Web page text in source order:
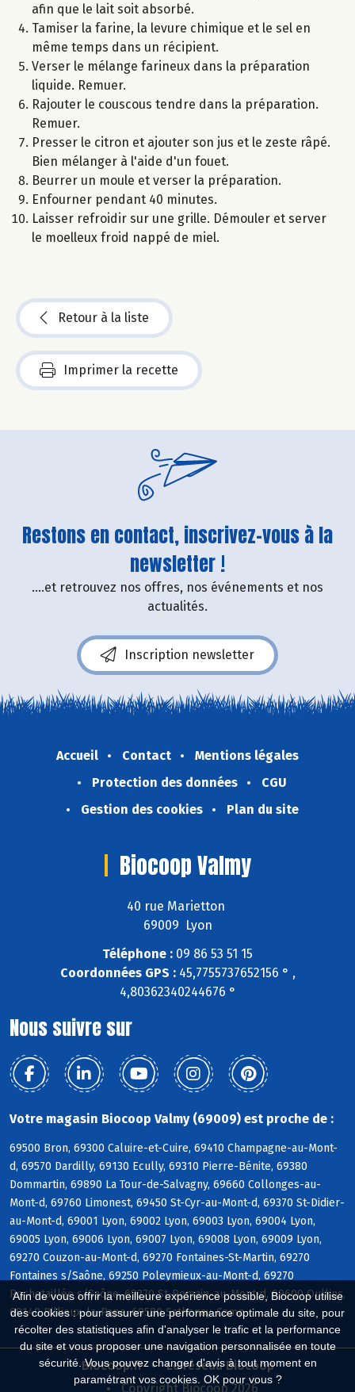
Afin de vous offrir la meilleure expérience possible, Biocoop utilise
des cookies : pour assurer une performance optimale du site, pour
récolter des statistiques afin d'analyser le trafic et la performance
du site et vous proposer une navigation personnalisée en toute
sécurité. Vous pouvez changer d'avis à tout moment en
paramétrant vos cookies. OK pour vous ?
afin que le lait soit absorbé.
Tamiser la farine, la levure chimique et le sel en
même temps dans un récipient.
Verser le mélange farineux dans la préparation
liquide. Remuer.
Rajouter le couscous tendre dans la préparation.
Remuer.
Presser le citron et ajouter son jus et le zeste râpé.
Bien mélanger à l'aide d'un fouet.
Beurrer un moule et verser la préparation.
Enfourner pendant 40 minutes.
Laisser refroidir sur une grille. Démouler et server
le moelleux froid nappé de miel.
Retour à la liste
Imprimer la recette
Restons en contact, inscrivez-vous à la
newsletter !
....et retrouvez nos offres, nos événements et nos
actualités.
Inscription newsletter
Accueil Contact
Mentions légales
Protection des données
CGU
Gestion des cookies
Plan du site
Biocoop Valmy
40 rue Marietton
69009 Lyon
Téléphone : 09 86 53 51 15
Coordonnées GPS :45,7755737652156 ° ,
4,80362340244676 °
Nous suivre sur
Votre magasin Biocoop Valmy (69009) est proche de :
69500 Bron, 69300 Caluire-et-Cuire, 69410 Champagne-au-Mont-
d, 69570 Dardilly, 69130 Ecully, 69310 Pierre-Bénite, 69380
Dommartin, 69890 La Tour-de-Salvagny, 69660 Collonges-au-
Mont-d, 69760 Limonest, 69450 St-Cyr-au-Mont-d, 69370 St-Didier-
au-Mont-d, 69001 Lyon, 69002 Lyon, 69003 Lyon, 69004 Lyon,
69005 Lyon, 69006 Lyon, 69007 Lyon, 69008 Lyon, 69009 Lyon,
69270 Couzon-au-Mont-d, 69270 Fontaines-St-Martin, 69270
Fontaines s/Saône, 69250 Poleymieux-au-Mont-d, 69270
Rochetaillée s/Saône, 69270 St-Romain-au-Mont-d, 69600 Oullins,
69140 Rillieux-la-Pape, 69580 Sathonay-Camp
Biocoop.fr
Le réseau Biocoop
Copyright Biocoop 2026